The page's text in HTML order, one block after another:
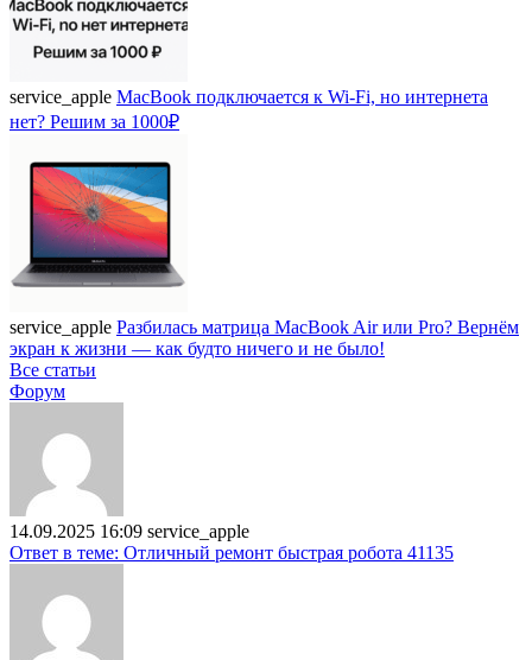
service_apple MacBook подключается к Wi-Fi, но интернета
нет? Решим за 1000₽
service_apple Разбилась матрица MacBook Air или Pro? Вернём
экран к жизни — как будто ничего и не было!
Все статьи
Форум
14.09.2025 16:09 service_apple
Ответ в теме: Отличный ремонт быстрая робота 41135